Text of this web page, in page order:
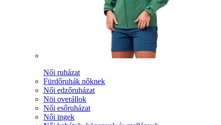
Női ruházat
Fürdőruhák nőknek
Női edzőruházat
Nöi overállok
Női esőruházat
Női ingek